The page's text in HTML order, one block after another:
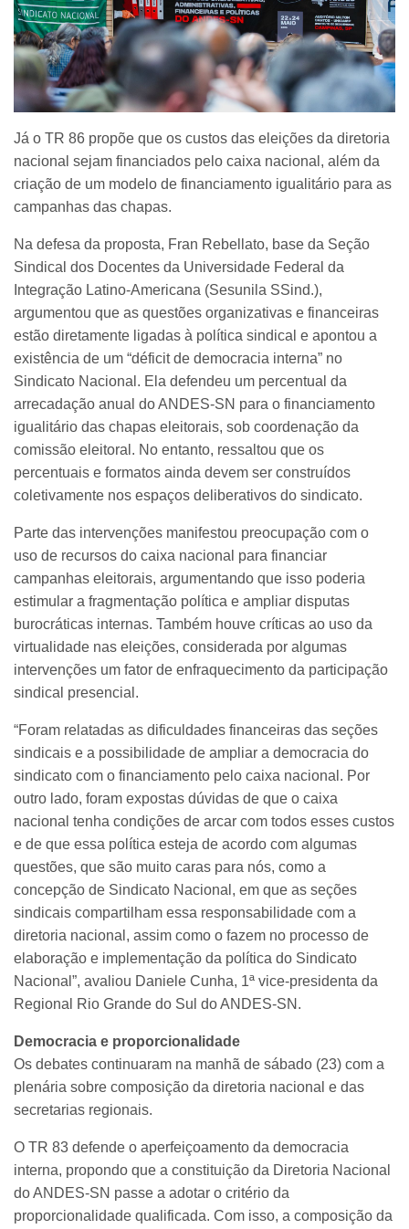
Já o TR 86 propõe que os custos das eleições da diretoria
nacional sejam financiados pelo caixa nacional, além da
criação de um modelo de financiamento igualitário para as
campanhas das chapas.
Na defesa da proposta, Fran Rebellato, base da Seção
Sindical dos Docentes da Universidade Federal da
Integração Latino-Americana (Sesunila SSind.),
argumentou que as questões organizativas e financeiras
estão diretamente ligadas à política sindical e apontou a
existência de um “déficit de democracia interna” no
Sindicato Nacional. Ela defendeu um percentual da
arrecadação anual do ANDES-SN para o financiamento
igualitário das chapas eleitorais, sob coordenação da
comissão eleitoral. No entanto, ressaltou que os
percentuais e formatos ainda devem ser construídos
coletivamente nos espaços deliberativos do sindicato.
Parte das intervenções manifestou preocupação com o
uso de recursos do caixa nacional para financiar
campanhas eleitorais, argumentando que isso poderia
estimular a fragmentação política e ampliar disputas
burocráticas internas. Também houve críticas ao uso da
virtualidade nas eleições, considerada por algumas
intervenções um fator de enfraquecimento da participação
sindical presencial.
“Foram relatadas as dificuldades financeiras das seções
sindicais e a possibilidade de ampliar a democracia do
sindicato com o financiamento pelo caixa nacional. Por
outro lado, foram expostas dúvidas de que o caixa
nacional tenha condições de arcar com todos esses custos
e de que essa política esteja de acordo com algumas
questões, que são muito caras para nós, como a
concepção de Sindicato Nacional, em que as seções
sindicais compartilham essa responsabilidade com a
diretoria nacional, assim como o fazem no processo de
elaboração e implementação da política do Sindicato
Nacional”, avaliou Daniele Cunha, 1ª vice-presidenta da
Regional Rio Grande do Sul do ANDES-SN.
Democracia e proporcionalidade
Os debates continuaram na manhã de sábado (23) com a
plenária sobre composição da diretoria nacional e das
secretarias regionais.
O TR 83 defende o aperfeiçoamento da democracia
interna, propondo que a constituição da Diretoria Nacional
do ANDES-SN passe a adotar o critério da
proporcionalidade qualificada. Com isso, a composição da